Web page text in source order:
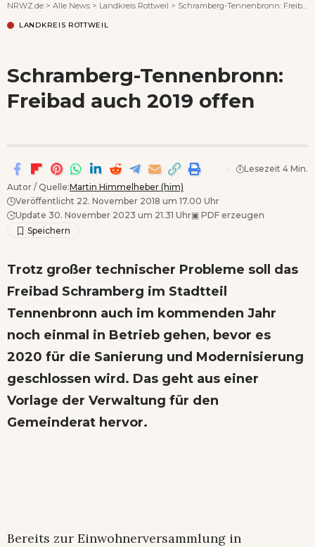
NRWZ.de > Alle News > Landkreis Rottweil > Schramberg-Tennenbronn: Freibad auch 2019 offen
LANDKREIS ROTTWEIL
Schramberg-Tennenbronn:
Freibad auch 2019 offen
Autor / Quelle:Martin Himmelheber (him)
Veröffentlicht 22. November 2018 um 17.00 Uhr
Update 30. November 2023 um 21.31 Uhr▣ PDF erzeugen
Lesezeit 4 Min.
Trotz großer technischer Probleme soll das
Freibad Schramberg im Stadtteil
Tennenbronn auch im kommenden Jahr
noch einmal in Betrieb gehen, bevor es
2020 für die Sanierung und Modernisierung
geschlossen wird. Das geht aus einer
Vorlage der Verwaltung für den
Gemeinderat hervor.
Bereits zur Einwohnerversammlung in